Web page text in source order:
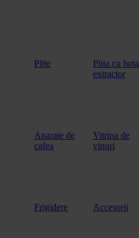
Plite
Plita cu hota
extractor
Aparate de
cafea
Vitrina de
vinuri
Frigidere Accesorii